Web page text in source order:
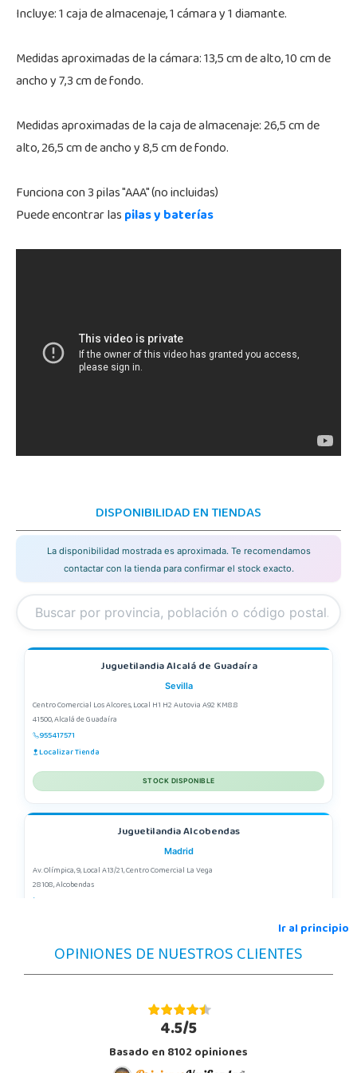
Incluye: 1 caja de almacenaje, 1 cámara y 1 diamante.
Medidas aproximadas de la cámara: 13,5 cm de alto, 10 cm de
ancho y 7,3 cm de fondo.
Medidas aproximadas de la caja de almacenaje: 26,5 cm de
alto, 26,5 cm de ancho y 8,5 cm de fondo.
Funciona con 3 pilas "AAA" (no incluidas)
Puede encontrar laspilas y baterías
DISPONIBILIDAD EN TIENDAS
La disponibilidad mostrada es aproximada. Te recomendamos
contactar con la tienda para confirmar el stock exacto.
Juguetilandia Alcalá de Guadaíra
Sevilla
Centro Comercial Los Alcores, Local H1 H2 Autovia A92 KM8.8
41500, Alcalá de Guadaíra
955417571
Localizar Tienda
STOCK DISPONIBLE
Juguetilandia Alcobendas
Madrid
Av. Olímpica, 9, Local A13/21, Centro Comercial La Vega
28108, Alcobendas
Juguetilandia Alfafar Parc Alfafar
Valencia
Plaza Consolat del Mar, 18. Parque comercial Alfafar Parc
Ir al principio
OPINIONES DE NUESTROS CLIENTES
4.5/5
Basado en 8102 opiniones